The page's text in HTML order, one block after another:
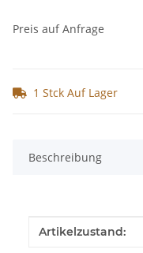
Preis auf Anfrage
1 Stck Auf Lager
Beschreibung
Produkteigenschaft
Wert
Artikelzustand: